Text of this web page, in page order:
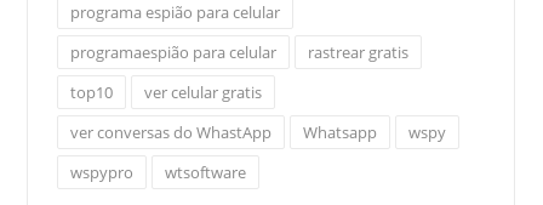
programa espião para celular
programaespião para celular
rastrear gratis
top10
ver celular gratis
ver conversas do WhastApp
Whatsapp
wspy
wspypro
wtsoftware